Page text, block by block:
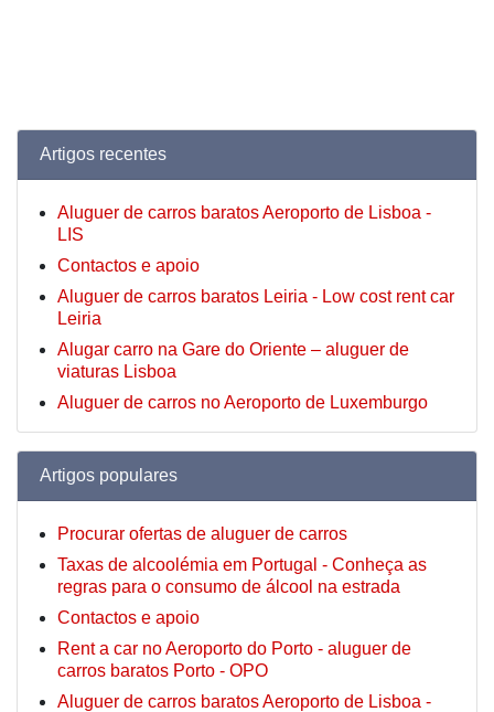
Artigos recentes
Aluguer de carros baratos Aeroporto de Lisboa -
LIS
Contactos e apoio
Aluguer de carros baratos Leiria - Low cost rent car
Leiria
Alugar carro na Gare do Oriente – aluguer de
viaturas Lisboa
Aluguer de carros no Aeroporto de Luxemburgo
Artigos populares
Procurar ofertas de aluguer de carros
Taxas de alcoolémia em Portugal - Conheça as
regras para o consumo de álcool na estrada
Contactos e apoio
Rent a car no Aeroporto do Porto - aluguer de
carros baratos Porto - OPO
Aluguer de carros baratos Aeroporto de Lisboa -